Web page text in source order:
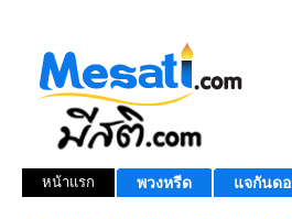
หน้าแรก พวงหรีด แจกันด